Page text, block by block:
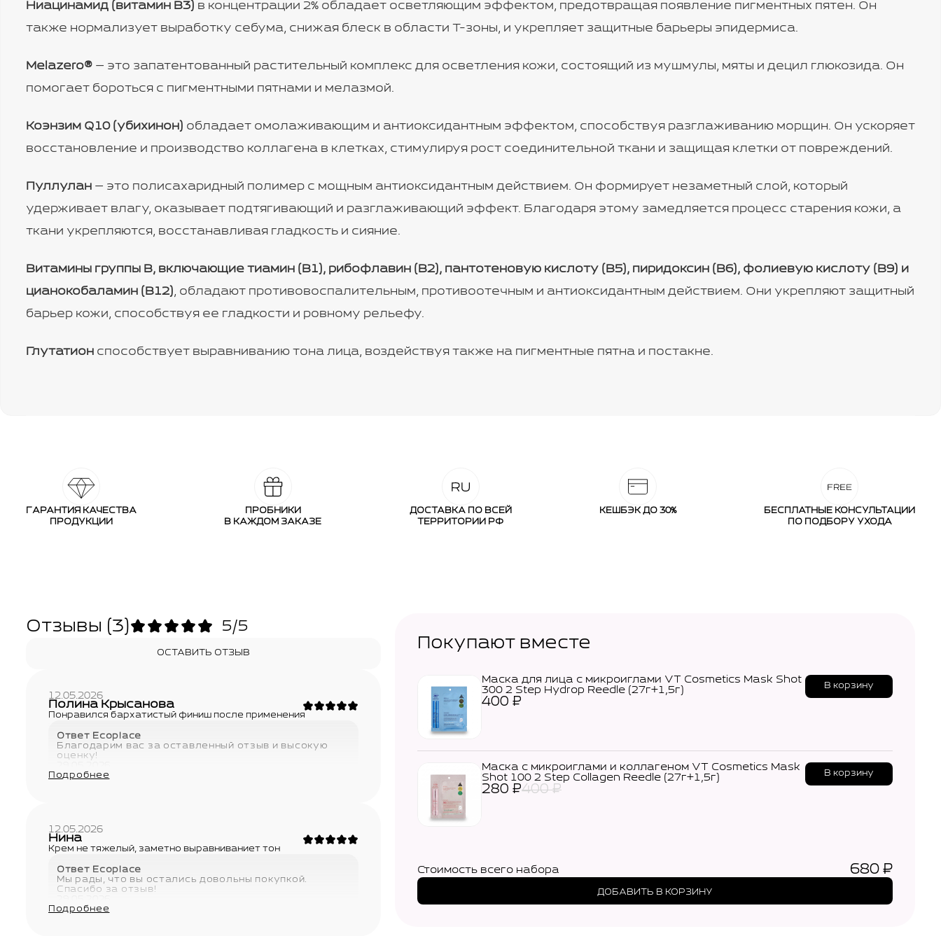
Ниацинамид (витамин B3) в концентрации 2% обладает осветляющим эффектом, предотвращая появление пигментных пятен. Он
также нормализует выработку себума, снижая блеск в области Т-зоны, и укрепляет защитные барьеры эпидермиса.
Melazero® — это запатентованный растительный комплекс для осветления кожи, состоящий из мушмулы, мяты и децил глюкозида. Он
помогает бороться с пигментными пятнами и мелазмой.
Коэнзим Q10 (убихинон) обладает омолаживающим и антиоксидантным эффектом, способствуя разглаживанию морщин. Он ускоряет
восстановление и производство коллагена в клетках, стимулируя рост соединительной ткани и защищая клетки от повреждений.
Пуллулан — это полисахаридный полимер с мощным антиоксидантным действием. Он формирует незаметный слой, который
удерживает влагу, оказывает подтягивающий и разглаживающий эффект. Благодаря этому замедляется процесс старения кожи, а
ткани укрепляются, восстанавливая гладкость и сияние.
Витамины группы B, включающие тиамин (B1), рибофлавин (B2), пантотеновую кислоту (B5), пиридоксин (B6), фолиевую кислоту (B9) и
цианокобаламин (B12), обладают противовоспалительным, противоотечным и антиоксидантным действием. Они укрепляют защитный
барьер кожи, способствуя ее гладкости и ровному рельефу.
Глутатион способствует выравниванию тона лица, воздействуя также на пигментные пятна и постакне.
ГАРАНТИЯ КАЧЕСТВА
ПРОДУКЦИИ
ПРОБНИКИ
В КАЖДОМ ЗАКАЗЕ
ДОСТАВКА ПО ВСЕЙ
ТЕРРИТОРИИ РФ
КЕШБЭК ДО 30%
БЕСПЛАТНЫЕ КОНСУЛЬТАЦИИ
ПО ПОДБОРУ УХОДА
Отзывы (3) 5/5
ОСТАВИТЬ ОТЗЫВ
12.05.2026
Полина Крысанова
Понравился бархатистый финиш после применения
Ответ Ecoplace
Благодарим вас за оставленный отзыв и высокую
оценку!
Подробнее
12.05.2026
Нина
Крем не тяжелый, заметно выравниваниет тон
Ответ Ecoplace
Мы рады, что вы остались довольны покупкой.
Спасибо за отзыв!
Подробнее
Покупают вместе
Маска для лица с микроиглами VT Cosmetics Mask Shot
300 2 Step Hydrop Reedle (27г+1,5г)
400 ₽
В корзину
Маска с микроиглами и коллагеном VT Cosmetics Mask
Shot 100 2 Step Collagen Reedle (27г+1,5г)
280 ₽400₽
В корзину
Стоимость всего набора 680 ₽
ДОБАВИТЬ В КОРЗИНУ